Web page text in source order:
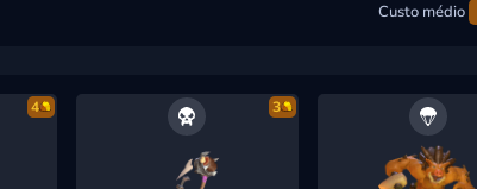
Custo médio
4 3